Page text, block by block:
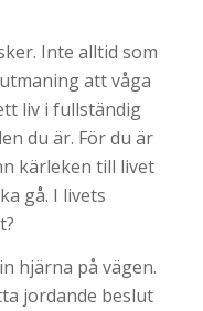
Inte alltid som
att våga
liv i fullständig
du är. För du är
kärleken till livet
gå. I livets
hjärna på vägen.
jordande beslut